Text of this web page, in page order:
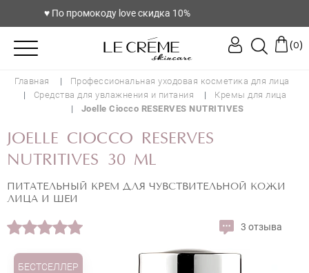
♥️ По промокоду love скидка 10%
(0)
Главная
Профессиональная уходовая косметика для лица
Средства для увлажнения и питания
Кремы для лица
Joelle Ciocco RESERVES NUTRITIVES
JOELLE CIOCCO RESERVES
NUTRITIVES 30 ML
ПИТАТЕЛЬНЫЙ КРЕМ ДЛЯ ЧУВСТВИТЕЛЬНОЙ КОЖИ
ЛИЦА И ШЕИ
3 отзыва
БЕСТСЕЛЛЕР